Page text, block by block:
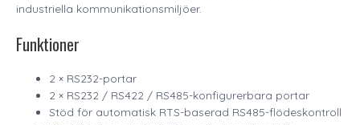
industriella kommunikationsmiljöer.
Funktioner
2 × RS232-portar
2 × RS232 / RS422 / RS485-konfigurerbara portar
Stöd för automatisk RTS-baserad RS485-flödeskontroll